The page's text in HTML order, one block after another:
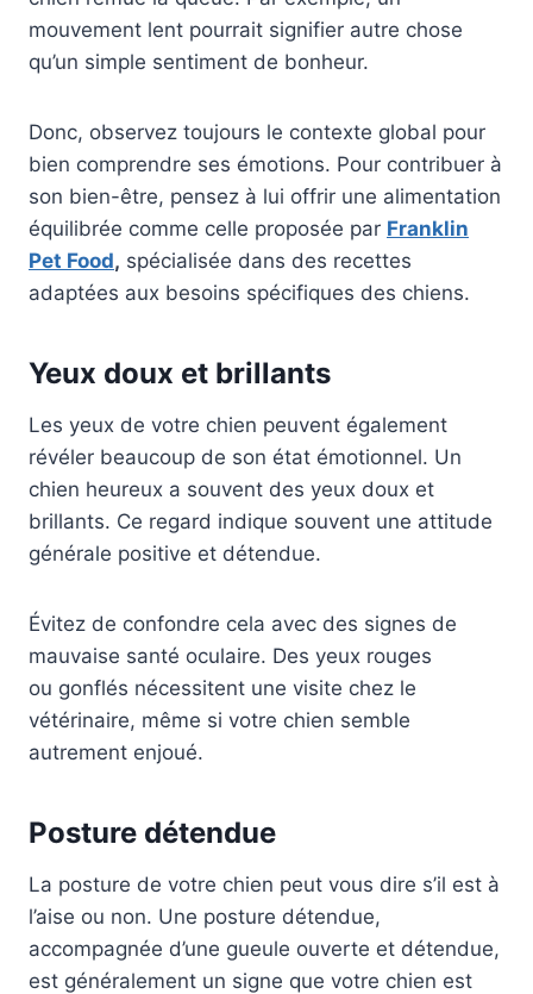
mouvement lent pourrait signifier autre chose
qu’un simple sentiment de bonheur.
Donc, observez toujours le contexte global pour
bien comprendre ses émotions. Pour contribuer à
son bien-être, pensez à lui offrir une alimentation
équilibrée comme celle proposée par Franklin
Pet Food, spécialisée dans des recettes
adaptées aux besoins spécifiques des chiens.
Yeux doux et brillants
Les yeux de votre chien peuvent également
révéler beaucoup de son état émotionnel. Un
chien heureux a souvent des yeux doux et
brillants. Ce regard indique souvent une attitude
générale positive et détendue.
Évitez de confondre cela avec des signes de
mauvaise santé oculaire. Des yeux rouges
ou gonflés nécessitent une visite chez le
vétérinaire, même si votre chien semble
autrement enjoué.
Posture détendue
La posture de votre chien peut vous dire s’il est à
l’aise ou non. Une posture détendue,
accompagnée d’une gueule ouverte et détendue,
est généralement un signe que votre chien est